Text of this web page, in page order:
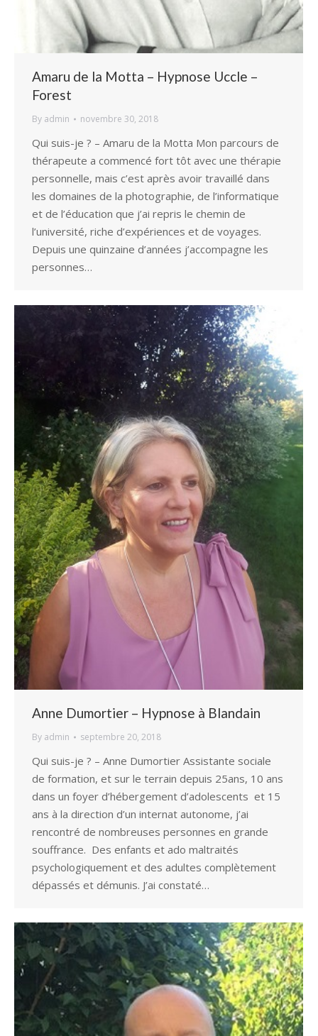
Amaru de la Motta – Hypnose Uccle –
Forest
By admin novembre 30, 2018
Qui suis-je ? – Amaru de la Motta Mon parcours de
thérapeute a commencé fort tôt avec une thérapie
personnelle, mais c’est après avoir travaillé dans
les domaines de la photographie, de l’informatique
et de l’éducation que j’ai repris le chemin de
l’université, riche d’expériences et de voyages.
Depuis une quinzaine d’années j’accompagne les
personnes…
Anne Dumortier – Hypnose à Blandain
By admin septembre 20, 2018
Qui suis-je ? – Anne Dumortier Assistante sociale
de formation, et sur le terrain depuis 25ans, 10 ans
dans un foyer d’hébergement d’adolescents et 15
ans à la direction d’un internat autonome, j’ai
rencontré de nombreuses personnes en grande
souffrance. Des enfants et ado maltraités
psychologiquement et des adultes complètement
dépassés et démunis. J’ai constaté…